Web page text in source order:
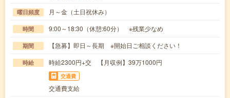
曜日頻度 月～金（土日祝休み）
時間 9:00～18:30（休憩:60分） ※残業少なめ
期間 【急募】即日～長期 ※開始日ご相談ください！
時給 時給2300円+交 【月収例】39万1000円
交通費
交通費支給